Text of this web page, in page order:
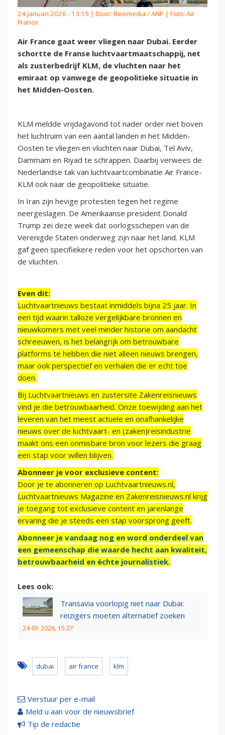
24 januari 2026 - 13:15 | Door: Reismedia / ANP | Foto: Air
France
Air France gaat weer vliegen naar Dubai. Eerder
schortte de Franse luchtvaartmaatschappij, net
als zusterbedrijf KLM, de vluchten naar het
emiraat op vanwege de geopolitieke situatie in
het Midden-Oosten.
KLM meldde vrijdagavond tot nader order niet boven
het luchtruim van een aantal landen in het Midden-
Oosten te vliegen en vluchten naar Dubai, Tel Aviv,
Dammam en Riyad te schrappen. Daarbij verwees de
Nederlandse tak van luchtvaartcombinatie Air France-
KLM ook naar de geopolitieke situatie.
In Iran zijn hevige protesten tegen het regime
neergeslagen. De Amerikaanse president Donald
Trump zei deze week dat oorlogsschepen van de
Verenigde Staten onderweg zijn naar het land. KLM
gaf geen specifiekere reden voor het opschorten van
de vluchten.
Even dit:
Luchtvaartnieuws bestaat inmiddels bijna 25 jaar. In
een tijd waarin talloze vergelijkbare bronnen en
nieuwkomers met veel minder historie om aandacht
schreeuwen, is het belangrijk om betrouwbare
platforms te hebben die niet alleen nieuws brengen,
maar ook perspectief en verhalen die er echt toe
doen.
Bij Luchtvaartnieuws en zustersite Zakenreisnieuws
vind je die betrouwbaarheid. Onze toewijding aan het
leveren van het meest actuele en onafhankelijke
nieuws over de luchtvaart- en (zaken)reisindustrie
maakt ons een onmisbare bron voor lezers die graag
een stap voor willen blijven.
Abonneer je voor exclusieve content:
Door je te abonneren op Luchtvaartnieuws.nl,
Luchtvaartnieuws Magazine en Zakenreisnieuws.nl krijg
je toegang tot exclusieve content en jarenlange
ervaring die je steeds een stap voorsprong geeft.
Abonneer je vandaag nog en word onderdeel van
een gemeenschap die waarde hecht aan kwaliteit,
betrouwbaarheid en échte journalistiek.
Lees ook:
Transavia voorlopig niet naar Dubai:
reizigers moeten alternatief zoeken
24-01-2026, 15:27
dubai air france klm
Verstuur per e-mail
Meld u aan voor de nieuwsbrief
Tip de redactie